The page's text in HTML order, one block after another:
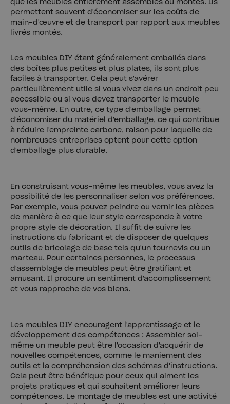
que les meubles entièrement assemblés ou montés. Ils
permettent souvent d'économiser sur les coûts de
main-d'œuvre et de transport par rapport aux meubles
livrés montés.
Les meubles DIY étant généralement emballés dans
des boîtes plus petites et plus plates, ils sont plus
faciles à transporter. Cela peut s'avérer
particulièrement utile si vous vivez dans un endroit peu
accessible ou si vous devez transporter le meuble
vous-même. En outre, ce type d'emballage permet
d'économiser du matériel d'emballage, ce qui contribue
à réduire l'empreinte carbone, raison pour laquelle de
nombreuses entreprises optent pour cette option
d'emballage plus durable.
En construisant vous-même les meubles, vous avez la
possibilité de les personnaliser selon vos préférences.
Par exemple, vous pouvez peindre ou vernir les pièces
de manière à ce que leur style corresponde à votre
propre style de décoration. Il suffit de suivre les
instructions du fabricant et de disposer de quelques
outils de bricolage de base tels qu'un tournevis ou un
marteau. Pour certaines personnes, le processus
d'assemblage de meubles peut être gratifiant et
amusant. Il procure un sentiment d'accomplissement
et vous rapproche de vos biens.
Les meubles DIY encouragent l'apprentissage et le
développement des compétences : Assembler soi-
même un meuble peut être l'occasion d'acquérir de
nouvelles compétences, comme le maniement des
outils et la compréhension des schémas d'instructions.
Cela peut être bénéfique pour ceux qui aiment les
projets pratiques et qui souhaitent améliorer leurs
compétences. Le montage de meubles est une activité